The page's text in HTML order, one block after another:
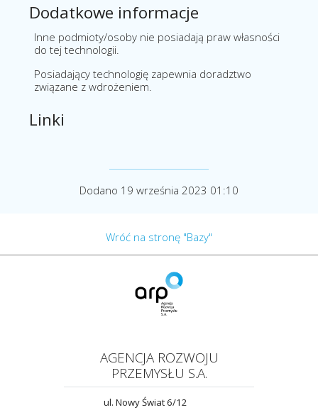
Dodatkowe informacje
Inne podmioty/osoby nie posiadają praw własności
do tej technologii.
Posiadający technologię zapewnia doradztwo
związane z wdrożeniem.
Linki
Dodano 19 września 2023 01:10
Wróć na stronę "Bazy"
AGENCJA ROZWOJU
PRZEMYSŁU S.A.
ul. Nowy Świat 6/12